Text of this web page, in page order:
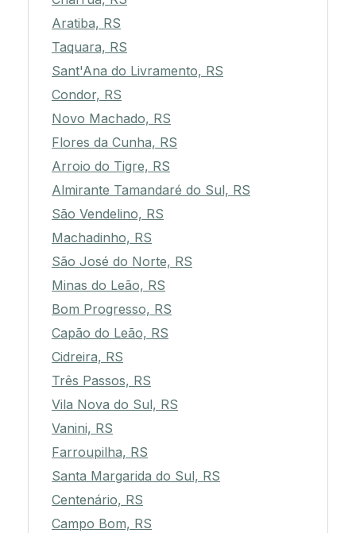
Aratiba, RS
Taquara, RS
Sant'Ana do Livramento, RS
Condor, RS
Novo Machado, RS
Flores da Cunha, RS
Arroio do Tigre, RS
Almirante Tamandaré do Sul, RS
São Vendelino, RS
Machadinho, RS
São José do Norte, RS
Minas do Leão, RS
Bom Progresso, RS
Capão do Leão, RS
Cidreira, RS
Três Passos, RS
Vila Nova do Sul, RS
Vanini, RS
Farroupilha, RS
Santa Margarida do Sul, RS
Centenário, RS
Campo Bom, RS